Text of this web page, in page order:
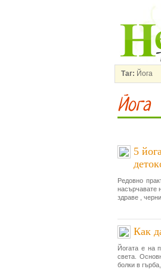
Таг: Йога
Йога
5
Редовно
насърчавате
здраве ,
Как
Йогата е на
света.
болки в